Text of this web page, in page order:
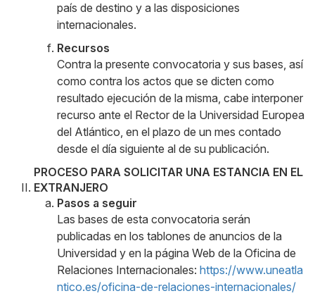
país de destino y a las disposiciones
internacionales.
Recursos
Contra la presente convocatoria y sus bases, así
como contra los actos que se dicten como
resultado ejecución de la misma, cabe interponer
recurso ante el Rector de la Universidad Europea
del Atlántico, en el plazo de un mes contado
desde el día siguiente al de su publicación.
PROCESO PARA SOLICITAR UNA ESTANCIA EN EL
EXTRANJERO
Pasos a seguir
Las bases de esta convocatoria serán
publicadas en los tablones de anuncios de la
Universidad y en la página Web de la Oficina de
Relaciones Internacionales: https://www.uneatla
ntico.es/oficina-de-relaciones-internacionales/